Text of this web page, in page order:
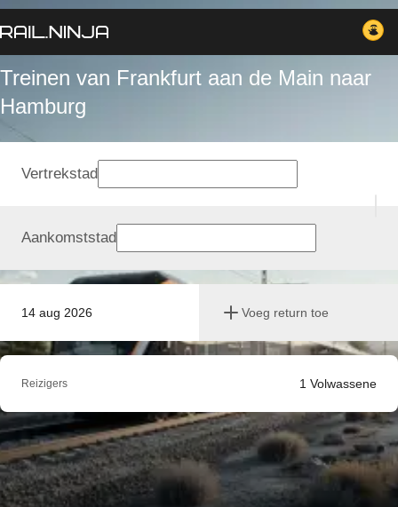
Treinen van Frankfurt aan de Main naar
Hamburg
14 aug 2026 Voeg return toe
Vertrekstad
Aankomststad
Reizigers 1 Volwassene